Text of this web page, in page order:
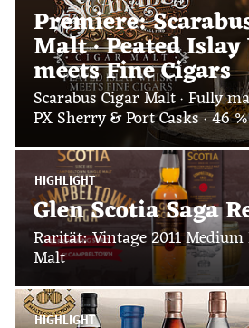
Premiere:
Malt · Peated
meets Fine Cigars
Scarabus Cigar Malt · Fully
PX Sherry & Port Casks · 46
HIGHLIGHT
Glen Scotia Saga
Rarität: Vintage 2011 Medium
Malt
HIGHLIGHT